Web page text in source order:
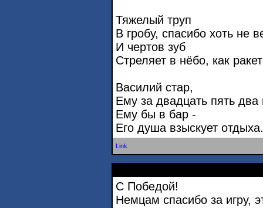
Тяжелый труп
В гробу, спасибо хоть не
И чертов зуб
Стреляет в нёбо, как
Василий стар,
Ему за двадцать пять два
Ему бы в бар -
Его душа взыскует отдыха.
Link
С Победой!
Немцам спасибо за игру,